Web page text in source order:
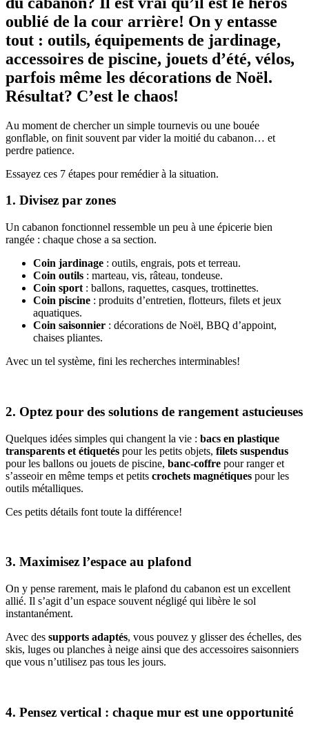
oublié de la cour arrière! On y entasse
tout : outils, équipements de jardinage,
accessoires de piscine, jouets d’été, vélos,
parfois même les décorations de Noël.
Résultat? C’est le chaos!
Au moment de chercher un simple tournevis ou une bouée
gonflable, on finit souvent par vider la moitié du cabanon… et
perdre patience.
Essayez ces 7 étapes pour remédier à la situation.
1. Divisez par zones
Un cabanon fonctionnel ressemble un peu à une épicerie bien
rangée : chaque chose a sa section.
Coin jardinage : outils, engrais, pots et terreau.
Coin outils : marteau, vis, râteau, tondeuse.
Coin sport : ballons, raquettes, casques, trottinettes.
Coin piscine : produits d’entretien, flotteurs, filets et jeux
aquatiques.
Coin saisonnier : décorations de Noël, BBQ d’appoint,
chaises pliantes.
Avec un tel système, fini les recherches interminables!
2. Optez pour des solutions de rangement astucieuses
Quelques idées simples qui changent la vie : bacs en plastique
transparents et étiquetés pour les petits objets, filets suspendus
pour les ballons ou jouets de piscine, banc-coffre pour ranger et
s’asseoir en même temps et petits crochets magnétiques pour les
outils métalliques.
Ces petits détails font toute la différence!
3. Maximisez l’espace au plafond
On y pense rarement, mais le plafond du cabanon est un excellent
allié. Il s’agit d’un espace souvent négligé qui libère le sol
instantanément.
Avec des supports adaptés, vous pouvez y glisser des échelles, des
skis, luges ou planches à neige ainsi que des accessoires saisonniers
que vous n’utilisez pas tous les jours.
4. Pensez vertical : chaque mur est une opportunité